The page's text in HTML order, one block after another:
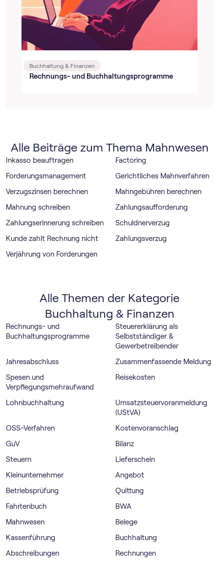
Buchhaltung & Finanzen
Rechnungs- und Buchhaltungsprogramme
Alle Beiträge zum Thema Mahnwesen
Inkasso beauftragen
Factoring
Forderungsmanagement
Gerichtliches Mahnverfahren
Verzugszinsen berechnen
Mahngebühren berechnen
Mahnung schreiben
Zahlungsaufforderung
Zahlungserinnerung schreiben
Schuldnerverzug
Kunde zahlt Rechnung nicht
Zahlungsverzug
Verjährung von Forderungen
Alle Themen der Kategorie
Buchhaltung & Finanzen
Rechnungs- und
Buchhaltungsprogramme
Steuererklärung als
Selbstständiger &
Gewerbetreibender
Jahresabschluss
Zusammenfassende Meldung
Spesen und
Verpflegungsmehraufwand
Reisekosten
Lohnbuchhaltung
Umsatz­steuer­voranmeldung
(UStVA)
OSS-Verfahren
Kostenvoranschlag
GuV
Bilanz
Steuern
Lieferschein
Kleinunternehmer
Angebot
Betriebsprüfung
Quittung
Fahrtenbuch
BWA
Mahnwesen
Belege
Kassenführung
Buchhaltung
Abschreibungen
Rechnungen